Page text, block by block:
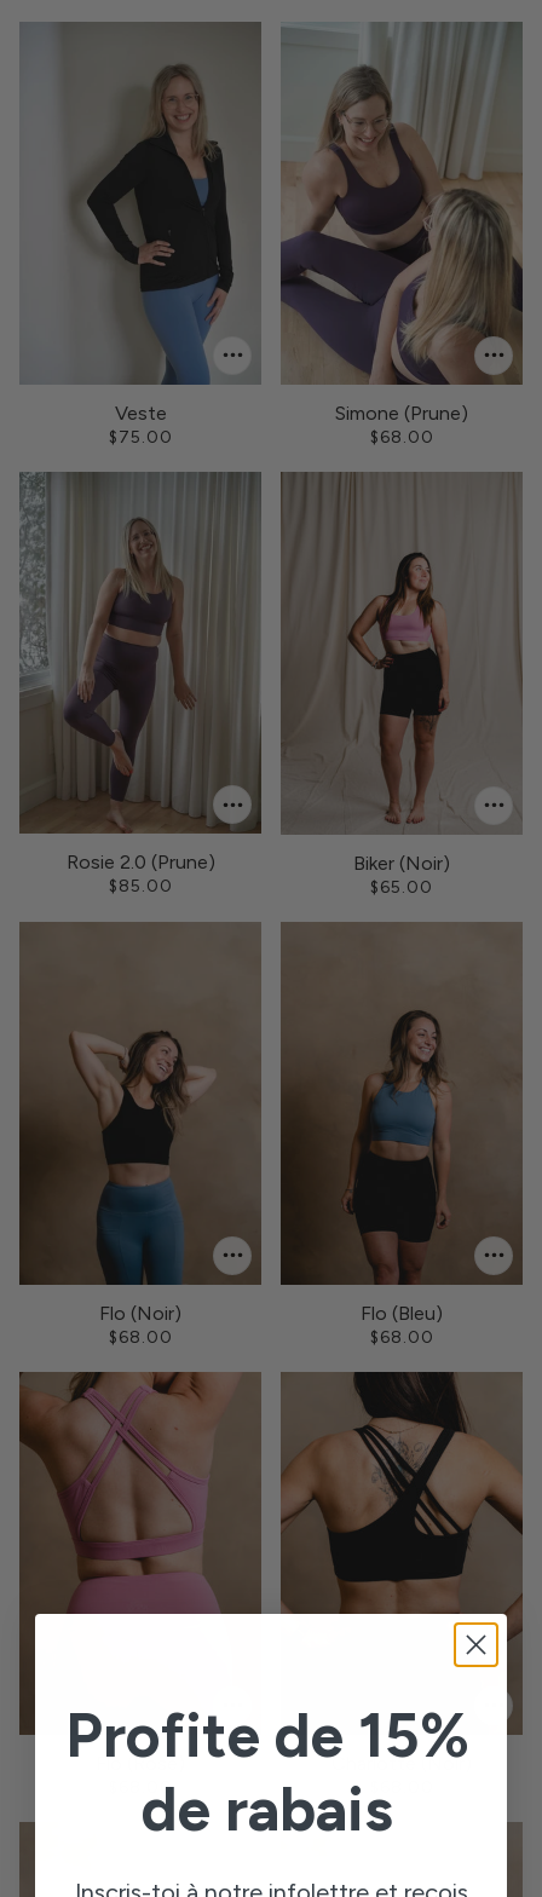
PAGINATION
Veste
$75.00
Simone (Prune)
$68.00
Rosie 2.0 (Prune)
$85.00
Biker (Noir)
$65.00
Flo (Noir)
$68.00
Flo (Bleu)
$68.00
Flo (Rose)
$68.00
Charlotte (Noir)
Profite de 15%
de rabais